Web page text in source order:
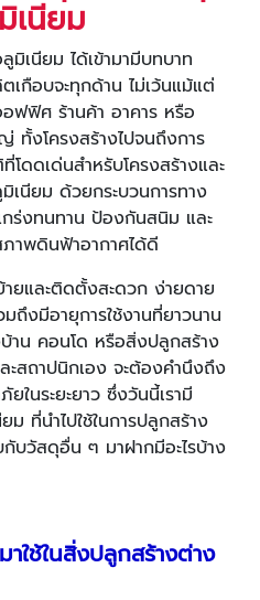
เนียม
มิเนียม ได้เข้ามามีบทบาท
กือบจะทุกด้าน ไม่เว้นแม้แต่
ฟฟิศ ร้านค้า อาคาร หรือ
ทั้งโครงสร้างไปจนถึงการ
ดดเด่นสำหรับโครงสร้างและ
นียม ด้วยกระบวนการทาง
ร่งทนทาน ป้องกันสนิม และ
าพดินฟ้าอากาศได้ดี
ยและติดตั้งสะดวก ง่ายดาย
ถึงมีอายุการใช้งานที่ยาวนาน
บ้าน คอนโด หรือสิ่งปลูกสร้าง
สถาปนิกเอง จะต้องคำนึงถึง
ในระยะยาว ซึ่งวันนี้เรามี
ที่นำไปใช้ในการปลูกสร้าง
บวัสดุอื่น ๆ มาฝากมีอะไรบ้าง
ใช้ในสิ่งปลูกสร้างต่าง